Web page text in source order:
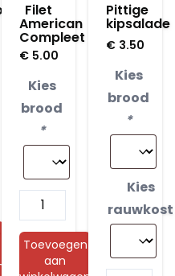
Filet
American
Compleet
€ 5.00
Kies
brood
*
Filet
American
Compleet
aantal
Toevoegen
aan
Pittige
kipsalade
€ 3.50
Kies
brood
*
Kies
rauwkost